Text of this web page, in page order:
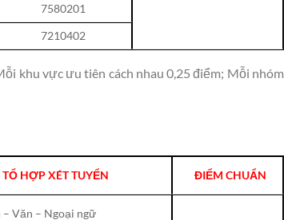
7580201
7210402
khu vực ưu tiên cách nhau 0,25 điểm; Mỗi nhóm
TỔ HỢP XÉT TUYỂN ĐIỂM CHUẨN
– Văn – Ngoại ngữ